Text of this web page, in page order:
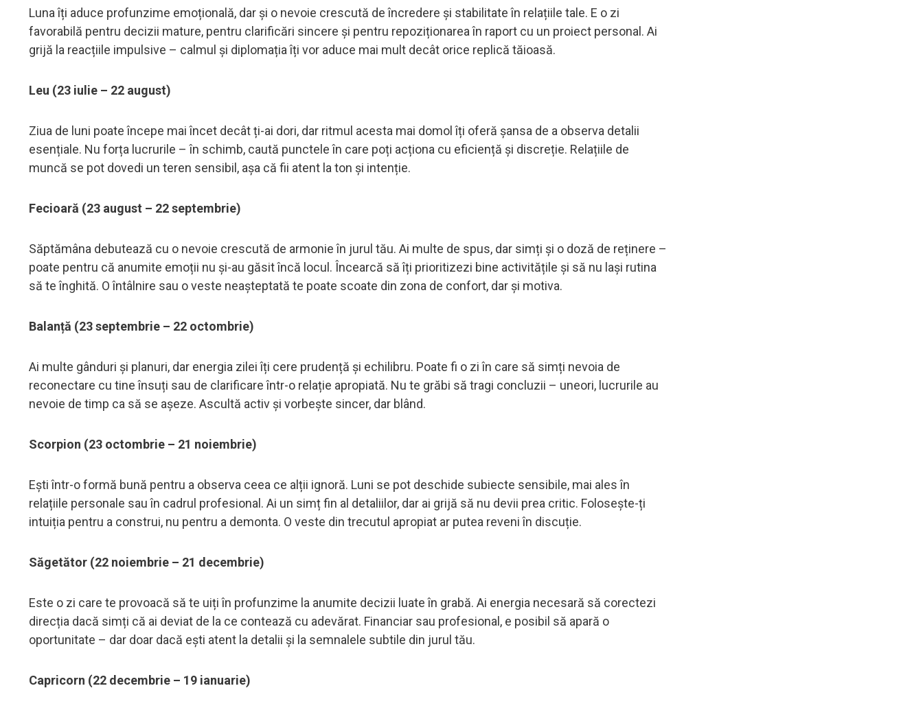
Luna îți aduce profunzime emoțională, dar și o nevoie crescută de încredere și stabilitate în relațiile tale. E o zi
favorabilă pentru decizii mature, pentru clarificări sincere și pentru repoziționarea în raport cu un proiect personal. Ai
grijă la reacțiile impulsive – calmul și diplomația îți vor aduce mai mult decât orice replică tăioasă.
Leu (23 iulie – 22 august)
Ziua de luni poate începe mai încet decât ți-ai dori, dar ritmul acesta mai domol îți oferă șansa de a observa detalii
esențiale. Nu forța lucrurile – în schimb, caută punctele în care poți acționa cu eficiență și discreție. Relațiile de
muncă se pot dovedi un teren sensibil, așa că fii atent la ton și intenție.
Fecioară (23 august – 22 septembrie)
Săptămâna debutează cu o nevoie crescută de armonie în jurul tău. Ai multe de spus, dar simți și o doză de reținere –
poate pentru că anumite emoții nu și-au găsit încă locul. Încearcă să îți prioritizezi bine activitățile și să nu lași rutina
să te înghită. O întâlnire sau o veste neașteptată te poate scoate din zona de confort, dar și motiva.
Balanță (23 septembrie – 22 octombrie)
Ai multe gânduri și planuri, dar energia zilei îți cere prudență și echilibru. Poate fi o zi în care să simți nevoia de
reconectare cu tine însuți sau de clarificare într-o relație apropiată. Nu te grăbi să tragi concluzii – uneori, lucrurile au
nevoie de timp ca să se așeze. Ascultă activ și vorbește sincer, dar blând.
Scorpion (23 octombrie – 21 noiembrie)
Ești într-o formă bună pentru a observa ceea ce alții ignoră. Luni se pot deschide subiecte sensibile, mai ales în
relațiile personale sau în cadrul profesional. Ai un simț fin al detaliilor, dar ai grijă să nu devii prea critic. Folosește-ți
intuiția pentru a construi, nu pentru a demonta. O veste din trecutul apropiat ar putea reveni în discuție.
Săgetător (22 noiembrie – 21 decembrie)
Este o zi care te provoacă să te uiți în profunzime la anumite decizii luate în grabă. Ai energia necesară să corectezi
direcția dacă simți că ai deviat de la ce contează cu adevărat. Financiar sau profesional, e posibil să apară o
oportunitate – dar doar dacă ești atent la detalii și la semnalele subtile din jurul tău.
Capricorn (22 decembrie – 19 ianuarie)